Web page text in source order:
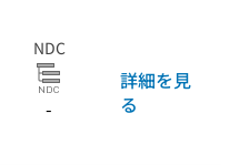
NDC
-
詳細を見
る